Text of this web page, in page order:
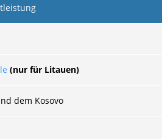
(nur für Litauen)
dem Kosovo